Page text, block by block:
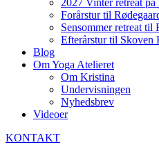
2027 Vinter retreat
Forårstur til
Sensommer retreat
Efterårstur til
Blog
Om Yoga Atelieret
Om Kristina
Undervisningen
Nyhedsbrev
Videoer
KONTAKT